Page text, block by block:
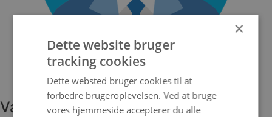
Værkfører
×
Dette website bruger
tracking cookies
Dette websted bruger cookies til at
forbedre brugeroplevelsen. Ved at bruge
vores hjemmeside accepterer du alle